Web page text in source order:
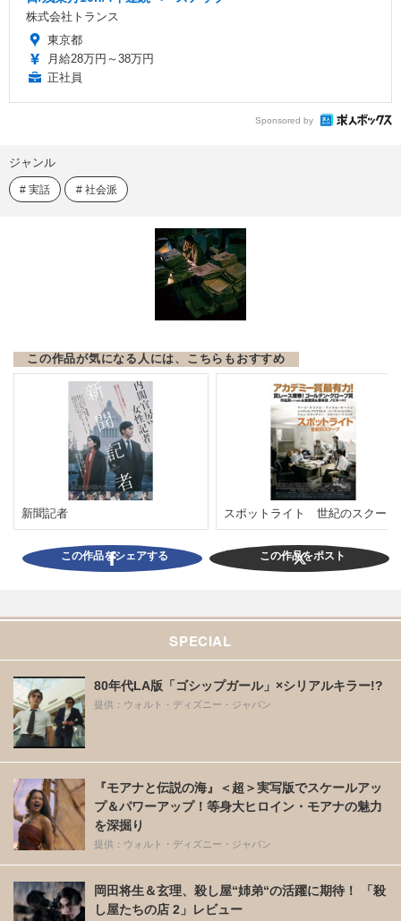
株式会社トランス
東京都
月給28万円～38万円
正社員
Sponsored by
ジャンル
実話 社会派
この作品が気になる人には、こちらもおすすめ
新聞記者 スポットライト 世紀のスクープ
この作品をシェアする この作品をポスト
SPECIAL
80年代LA版「ゴシップガール」×シリアルキラー!?
提供：ウォルト・ディズニー・ジャパン
『モアナと伝説の海』＜超＞実写版でスケールアッ
プ＆パワーアップ！等身大ヒロイン・モアナの魅力
を深掘り
提供：ウォルト・ディズニー・ジャパン
岡田将生＆玄理、殺し屋“姉弟“の活躍に期待！ 「殺
し屋たちの店 2」レビュー